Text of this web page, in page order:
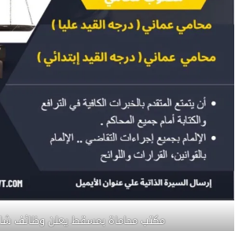
مكتب محاماة بمسقط يعلن وظائف